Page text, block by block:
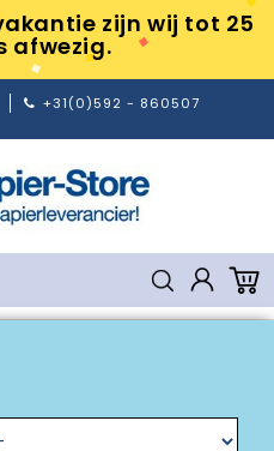
zijn wij tot 25
afwezig.
+31(0)592 - 860507